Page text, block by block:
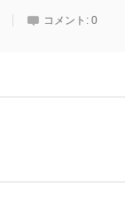
コメント: 0